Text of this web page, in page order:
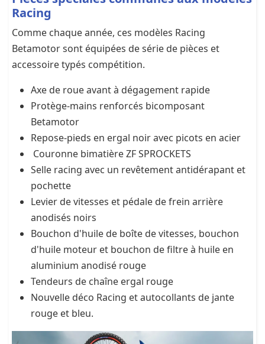
Racing
Comme chaque année, ces modèles Racing
Betamotor sont équipées de série de pièces et
accessoire typés compétition.
Axe de roue avant à dégagement rapide
Protège-mains renforcés bicomposant
Betamotor
Repose-pieds en ergal noir avec picots en acier
Couronne bimatière ZF SPROCKETS
Selle racing avec un revêtement antidérapant et
pochette
Levier de vitesses et pédale de frein arrière
anodisés noirs
Bouchon d'huile de boîte de vitesses, bouchon
d'huile moteur et bouchon de filtre à huile en
aluminium anodisé rouge
Tendeurs de chaîne ergal rouge
Nouvelle déco Racing et autocollants de jante
rouge et bleu.